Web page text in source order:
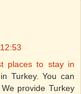
places to stay in
Turkey. You can
provide Turkey